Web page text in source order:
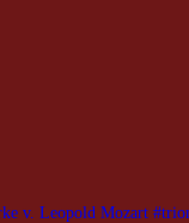
v. Leopold Mozart